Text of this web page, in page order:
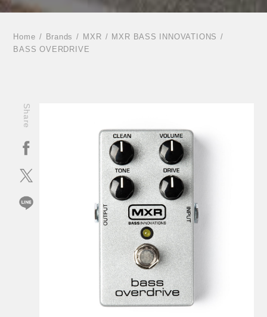
Home Brands MXR
MXR BASS INNOVATIONS
BASS OVERDRIVE
Share